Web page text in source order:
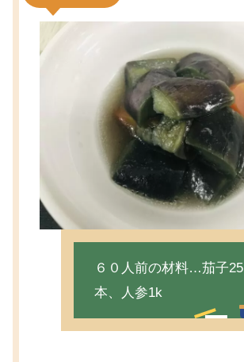
６０人前の材料…茄子25
本、人参1k